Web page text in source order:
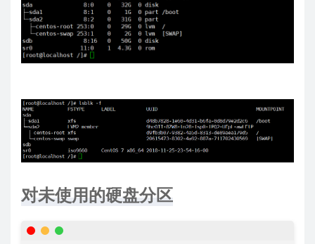
对未使用的硬盘分区